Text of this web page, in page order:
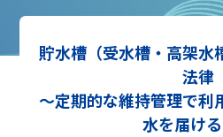
貯水槽（受水槽・高架水
法律
～定期的な維持管理で利
水を届け